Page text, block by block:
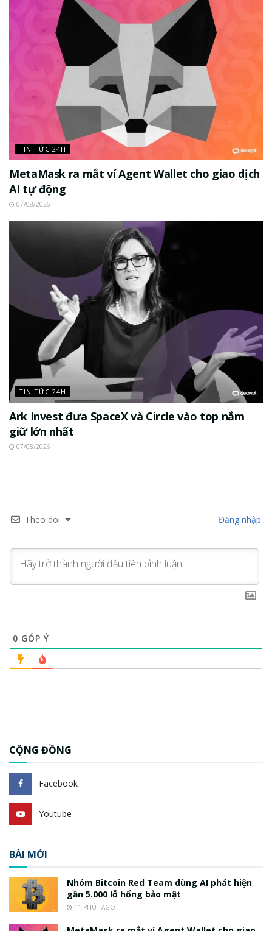
TIN TỨC 24H
MetaMask ra mắt ví Agent Wallet cho giao dịch
AI tự động
07/08/2026
TIN TỨC 24H
Ark Invest đưa SpaceX và Circle vào top nắm
giữ lớn nhất
07/08/2026
Theo dõi Đăng nhập
0 GÓP Ý
CỘNG ĐỒNG
Facebook
Youtube
BÀI MỚI
Nhóm Bitcoin Red Team dùng AI phát hiện
gần 5.000 lỗ hổng bảo mật
11 PHÚT AGO